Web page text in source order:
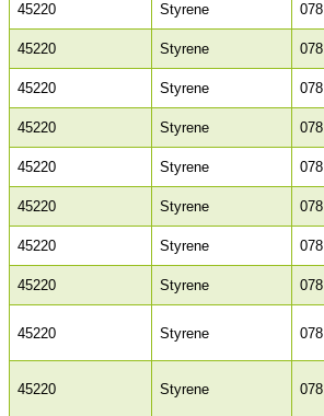
45220 Styrene 078
45220 Styrene 078
45220 Styrene 078
45220 Styrene 078
45220 Styrene 078
45220 Styrene 078
45220 Styrene 078
45220 Styrene 078
45220 Styrene 078
45220 Styrene 078